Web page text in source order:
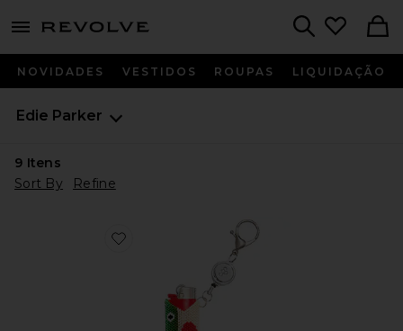
menu - shows more content
NOVIDADES VESTIDOS ROUPAS LIQUIDAÇÃO
Edie Parker
9 Itens
Sort By
Refine
Favorite Beaded Fish Retractable Lighter Keychain